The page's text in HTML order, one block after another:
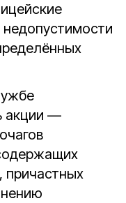
акции —
причастных